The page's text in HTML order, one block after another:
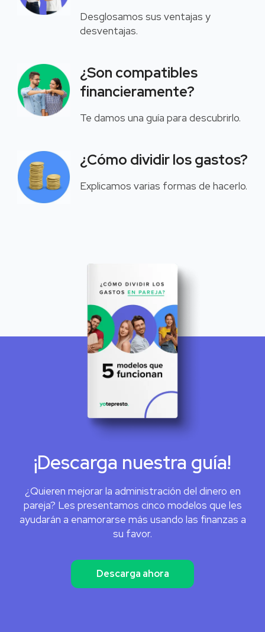
Desglosamos sus ventajas y
desventajas.
¿Son compatibles
financieramente?
Te damos una guía para descubrirlo.
¿Cómo dividir los gastos?
Explicamos varias formas de hacerlo.
¡Descarga nuestra guía!
¿Quieren mejorar la administración del dinero en
pareja? Les presentamos cinco modelos que les
ayudarán a enamorarse más usando las finanzas a
su favor.
Descarga ahora